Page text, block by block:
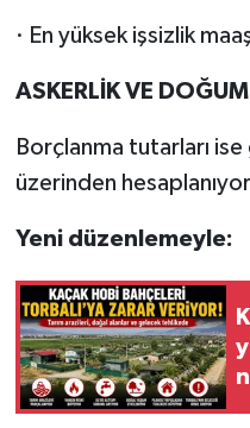
· En yüksek işsizlik
ASKERLİK VE
Borçlanma tutarları
üzerinden
Yeni düzenlemeyle: